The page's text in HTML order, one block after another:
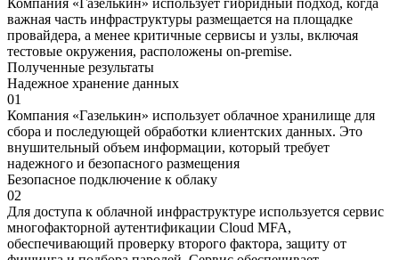
важная часть инфраструктуры размещается на площадке
провайдера, а менее критичные сервисы и узлы, включая
тестовые окружения, расположены on-premise.
Полученные результаты
Надежное хранение данных
01
Компания «Газелькин» использует облачное хранилище для
сбора и последующей обработки клиентских данных. Это
внушительный объем информации, который требует
надежного и безопасного размещения
Безопасное подключение к облаку
02
Для доступа к облачной инфраструктуре используется сервис
многофакторной аутентификации Cloud MFA,
обеспечивающий проверку второго фактора, защиту от